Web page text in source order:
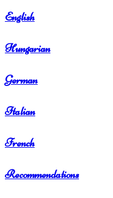
English
Hungarian
German
Italian
French
Recommendations